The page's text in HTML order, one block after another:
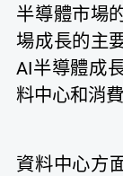
半導體市場
場成長的主
AI半導體成
料中心和消
資料中心方